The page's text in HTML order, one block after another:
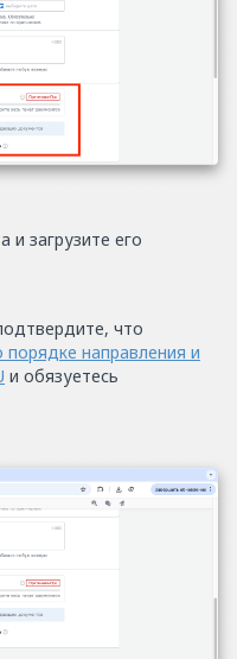
и загрузите его
что
направления и
и обязуетесь